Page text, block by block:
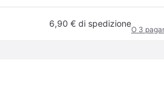
6,90 € di spedizione
O 3